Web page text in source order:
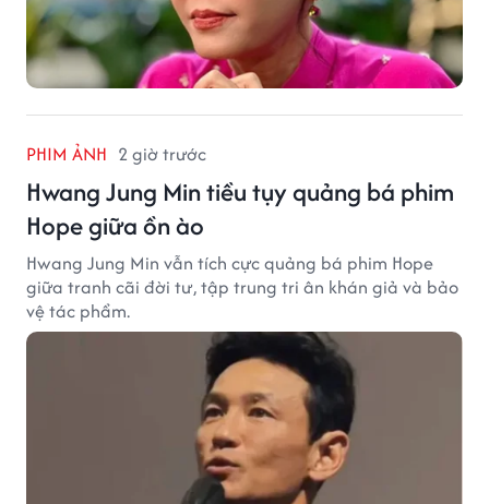
PHIM ẢNH 2 giờ trước
Hwang Jung Min tiều tụy quảng bá phim
Hope giữa ồn ào
Hwang Jung Min vẫn tích cực quảng bá phim Hope
giữa tranh cãi đời tư, tập trung tri ân khán giả và bảo
vệ tác phẩm.